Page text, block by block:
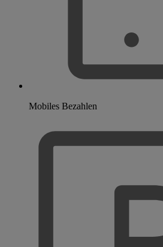
Mobiles Bezahlen